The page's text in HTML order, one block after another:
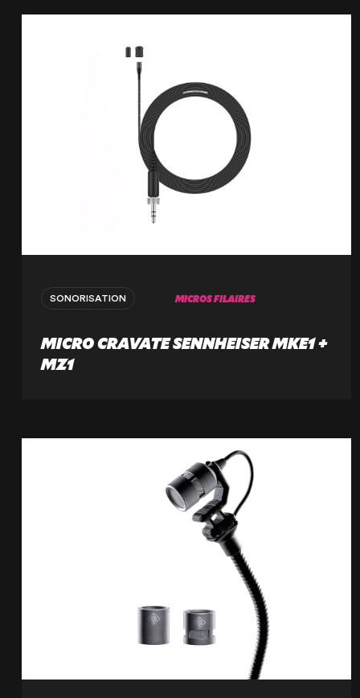
SONORISATION MICROS FILAIRES
MICRO CRAVATE SENNHEISER MKE1 +
MZ1